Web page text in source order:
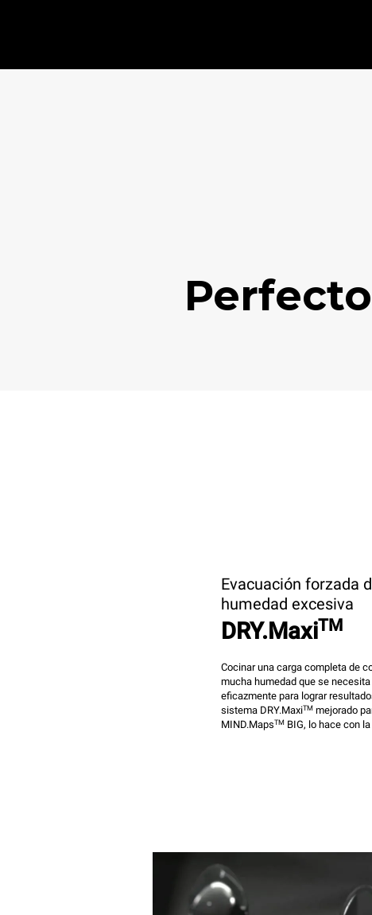
Evacuación forzada
humedad excesiva
DRY.MaxiTM
Cocinar una carga completa de
mucha humedad que se
eficazmente para lograr
sistema DRY.MaxiTM mejorado
MIND.MapsTM BIG, lo hace con